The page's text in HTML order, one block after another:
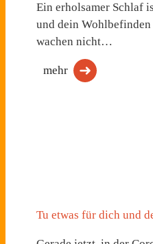
Ein erholsamer Schlaf
und dein
wachen nicht…
mehr
Tu etwas für dich und